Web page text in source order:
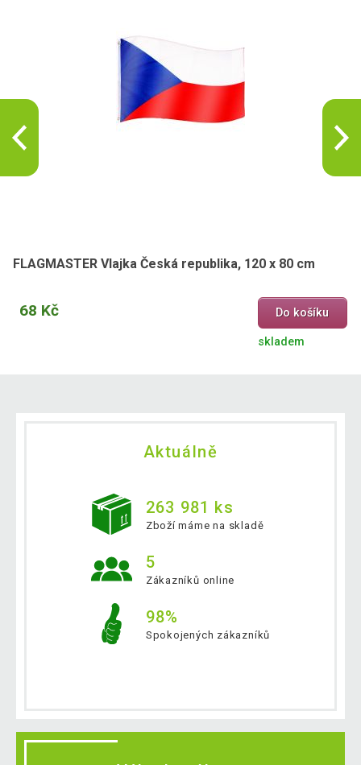
FLAGMASTER Vlajka Česká republika, 120 x 80 cm
68 Kč Do košíku
skladem
Aktuálně
263 981 ks
Zboží máme na skladě
5
Zákazníků online
98%
Spokojených zákazníků